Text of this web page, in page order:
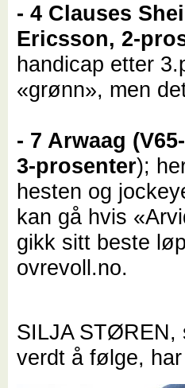
- 4 Clauses
Ericsson, 2-
handicap etter
«grønn», men
- 7 Arwaag
3-prosenter);
hesten og
kan gå hvis
gikk sitt beste
ovrevoll.no.
SILJA STØREN,
verdt å følge,